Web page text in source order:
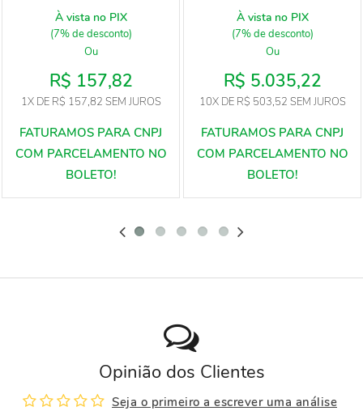
À vista no PIX
(7% de desconto)
Ou
R$ 157,82
1XDE R$ 157,82 SEM JUROS
À vista no PIX
(7% de desconto)
Ou
R$ 5.035,22
10XDE R$ 503,52 SEM JUROS
Opinião dos Clientes
Seja o primeiro a escrever uma análise